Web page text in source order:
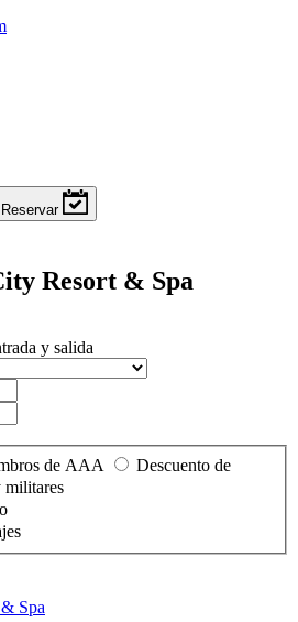
Reservar
Resort & Spa
y salida
de AAA
Descuento de
militares
Spa